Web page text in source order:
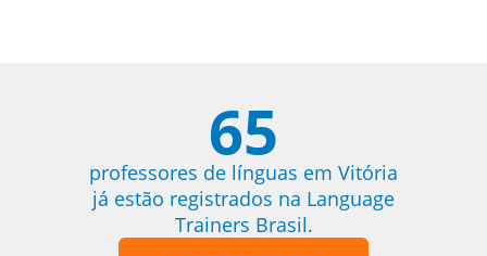
65
professores de línguas em Vitória
já estão registrados na Language
Trainers Brasil.